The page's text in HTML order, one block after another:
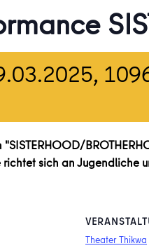
,
"SISTERHOOD/
sich an Jugendliche
Theater Thikwa